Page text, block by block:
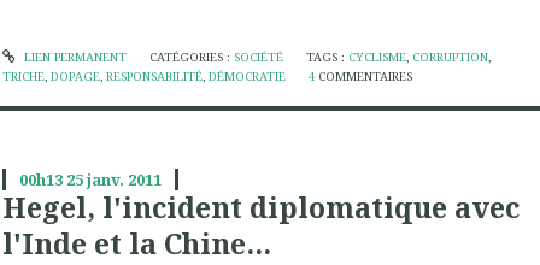
LIEN PERMANENT CATÉGORIES : SOCIÉTÉ TAGS : CYCLISME, CORRUPTION,
TRICHE, DOPAGE, RESPONSABILITÉ, DÉMOCRATIE 4 COMMENTAIRES
00h13 25janv. 2011
Hegel, l'incident diplomatique avec
l'Inde et la Chine...